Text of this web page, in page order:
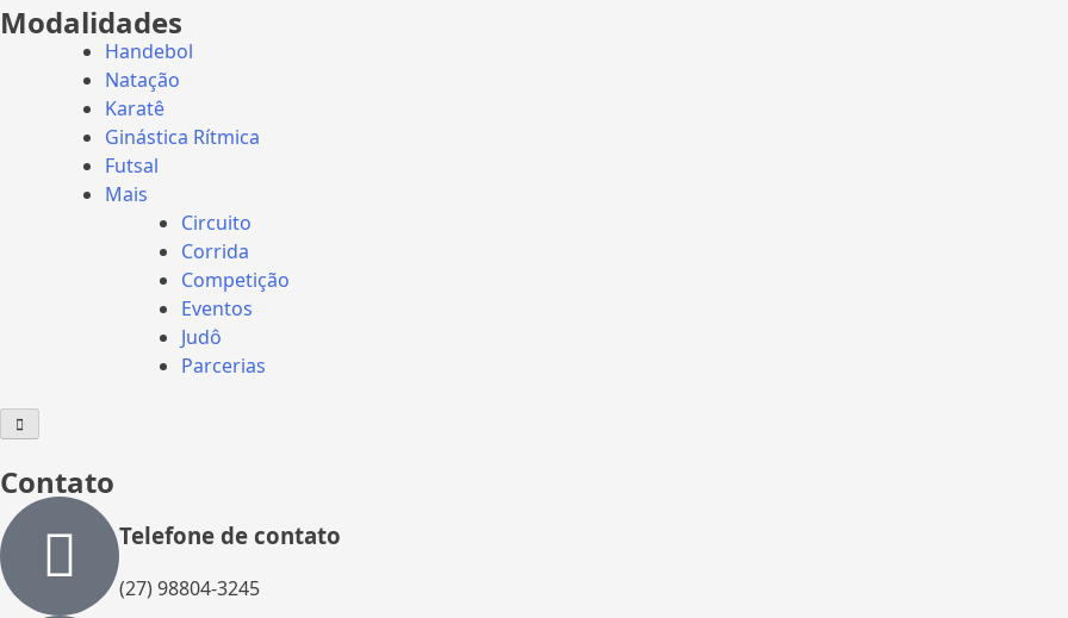
hambúrguer
Modalidades
Handebol
Natação
Karatê
Ginástica Rítmica
Futsal
Mais
Circuito
Corrida
Competição
Eventos
Judô
Parcerias
Menu
de
hambúrguer
Contato
Telefone de contato
(27) 98804-3245